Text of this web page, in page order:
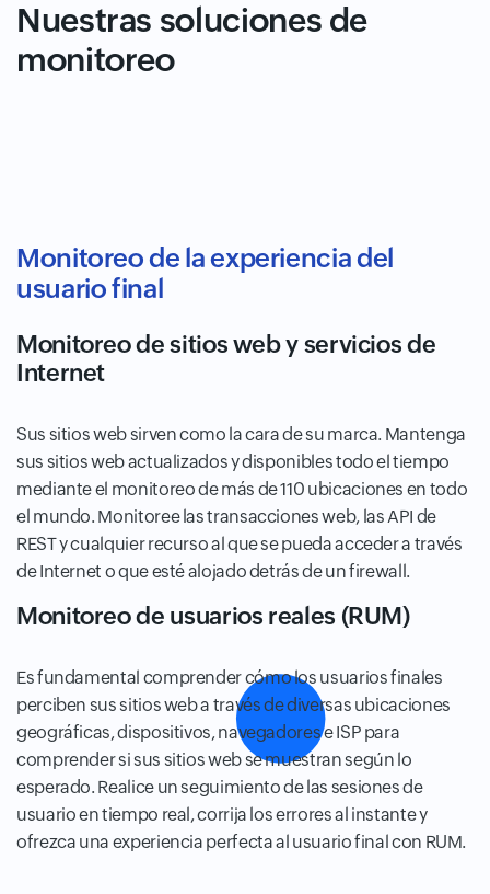
Nuestras soluciones de
monitoreo
Monitoreo de la experiencia del
usuario final
Monitoreo de sitios web y servicios de
Internet
Sus sitios web sirven como la cara de su marca. Mantenga
sus sitios web actualizados y disponibles todo el tiempo
mediante el monitoreo de más de 110 ubicaciones en todo
el mundo. Monitoree las transacciones web, las API de
REST y cualquier recurso al que se pueda acceder a través
de Internet o que esté alojado detrás de un firewall.
Monitoreo de usuarios reales (RUM)
Es fundamental comprender cómo los usuarios finales
perciben sus sitios web a través de diversas ubicaciones
geográficas, dispositivos, navegadores e ISP para
comprender si sus sitios web se muestran según lo
esperado. Realice un seguimiento de las sesiones de
usuario en tiempo real, corrija los errores al instante y
ofrezca una experiencia perfecta al usuario final con RUM.